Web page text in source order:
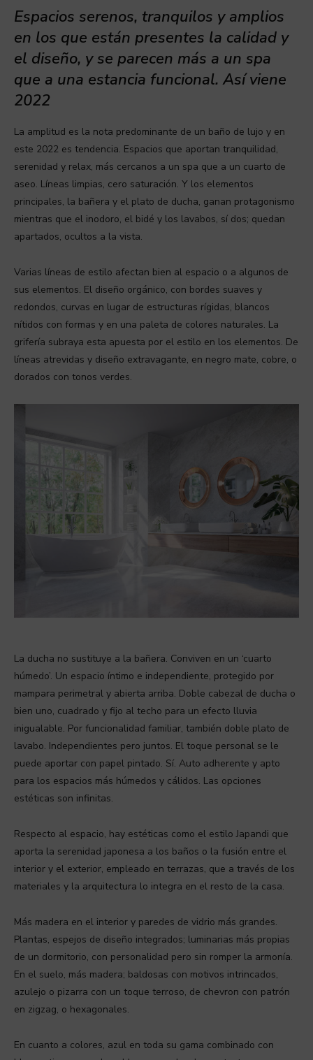
Espacios serenos, tranquilos y amplios
en los que están presentes la calidad y
el diseño, y se parecen más a un spa
que a una estancia funcional. Así viene
2022
La amplitud es la nota predominante de un baño de lujo y en
este 2022 es tendencia. Espacios que aportan tranquilidad,
serenidad y relax, más cercanos a un spa que a un cuarto de
aseo. Líneas limpias, cero saturación. Y los elementos
principales, la bañera y el plato de ducha, ganan protagonismo
mientras que el inodoro, el bidé y los lavabos, sí dos; quedan
apartados, ocultos a la vista.
Varias líneas de estilo afectan bien al espacio o a algunos de
sus elementos. El diseño orgánico, con bordes suaves y
redondos, curvas en lugar de estructuras rígidas, blancos
nítidos con formas y en una paleta de colores naturales. La
grifería subraya esta apuesta por el estilo en los elementos. De
líneas atrevidas y diseño extravagante, en negro mate, cobre, o
dorados con tonos verdes.
La ducha no sustituye a la bañera. Conviven en un ‘cuarto
húmedo’. Un espacio íntimo e independiente, protegido por
mampara perimetral y abierta arriba. Doble cabezal de ducha o
bien uno, cuadrado y fijo al techo para un efecto lluvia
inigualable. Por funcionalidad familiar, también doble plato de
lavabo. Independientes pero juntos. El toque personal se le
puede aportar con papel pintado. Sí. Auto adherente y apto
para los espacios más húmedos y cálidos. Las opciones
estéticas son infinitas.
Respecto al espacio, hay estéticas como el estilo Japandi que
aporta la serenidad japonesa a los baños o la fusión entre el
interior y el exterior, empleado en terrazas, que a través de los
materiales y la arquitectura lo integra en el resto de la casa.
Más madera en el interior y paredes de vidrio más grandes.
Plantas, espejos de diseño integrados; luminarias más propias
de un dormitorio, con personalidad pero sin romper la armonía.
En el suelo, más madera; baldosas con motivos intrincados,
azulejo o pizarra con un toque terroso, de chevron con patrón
en zigzag, o hexagonales.
En cuanto a colores, azul en toda su gama combinado con